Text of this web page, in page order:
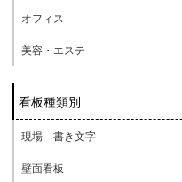
オフィス
美容・エステ
看板種類別
現場 書き文字
壁面看板